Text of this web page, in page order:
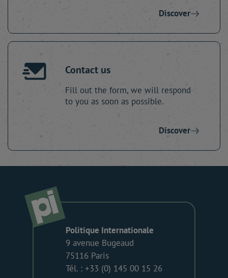
Discover
Contact us
Fill out the form, we will respond
to you as soon as possible.
Discover
Politique Internationale
9 avenue Bugeaud
75116 Paris
Tél. : +33 (0) 145 00 15 26